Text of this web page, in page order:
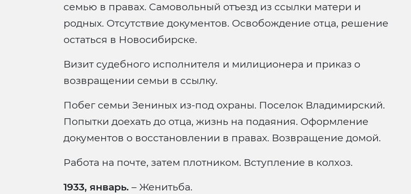
семью в правах. Самовольный отъезд из ссылки матери и
родных. Отсутствие документов. Освобождение отца, решение
остаться в Новосибирске.
Визит судебного исполнителя и милиционера и приказ о
возвращении семьи в ссылку.
Побег семьи Зениных из-под охраны. Поселок Владимирский.
Попытки доехать до отца, жизнь на подаяния. Оформление
документов о восстановлении в правах. Возвращение домой.
Работа на почте, затем плотником. Вступление в колхоз.
1933, январь. – Женитьба.